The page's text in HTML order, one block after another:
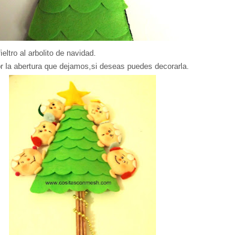
al arbolito de navidad.
la abertura que dejamos,si deseas puedes decorarla.